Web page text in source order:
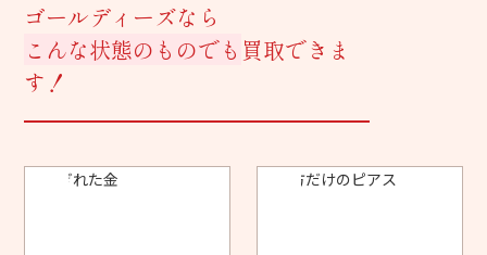
ゴールディーズなら
こんな状態のものでも 買取できま
す！